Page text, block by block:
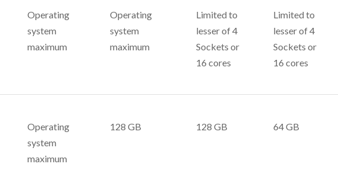
Operating
system
maximum
Operating
system
maximum
Limited to
lesser of 4
Sockets or
16 cores
Limited to
lesser of 4
Sockets or
16 cores
Operating
system
maximum
128 GB 128 GB 64 GB